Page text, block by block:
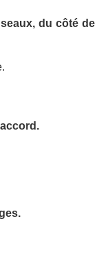
du côté de